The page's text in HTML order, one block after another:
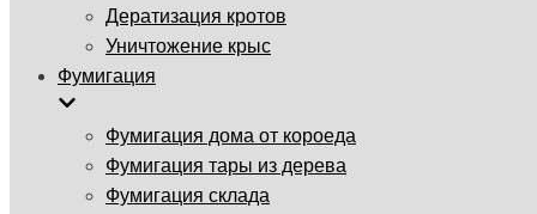
Дератизация кротов
Уничтожение крыс
Фумигация
Фумигация дома от короеда
Фумигация тары из дерева
Фумигация склада